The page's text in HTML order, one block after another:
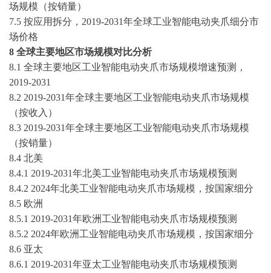
场规模（按销量）
7.5 按应用拆分， 2019-2031年全球工业智能电动夹爪细分市
场价格
8 全球主要地区市场规模对比分析
8.1 全球主要地区工业智能电动夹爪市场规模增速预测，
2019-2031
8.2 2019-2031年全球主要地区工业智能电动夹爪市场规模
（按收入）
8.3 2019-2031年全球主要地区工业智能电动夹爪市场规模
（按销量）
8.4 北美
8.4.1 2019-2031年北美工业智能电动夹爪市场规模预测
8.4.2 2024年北美工业智能电动夹爪市场规模，按国家细分
8.5 欧洲
8.5.1 2019-2031年欧洲工业智能电动夹爪市场规模预测
8.5.2 2024年欧洲工业智能电动夹爪市场规模，按国家细分
8.6 亚太
8.6.1 2019-2031年亚太工业智能电动夹爪市场规模预测